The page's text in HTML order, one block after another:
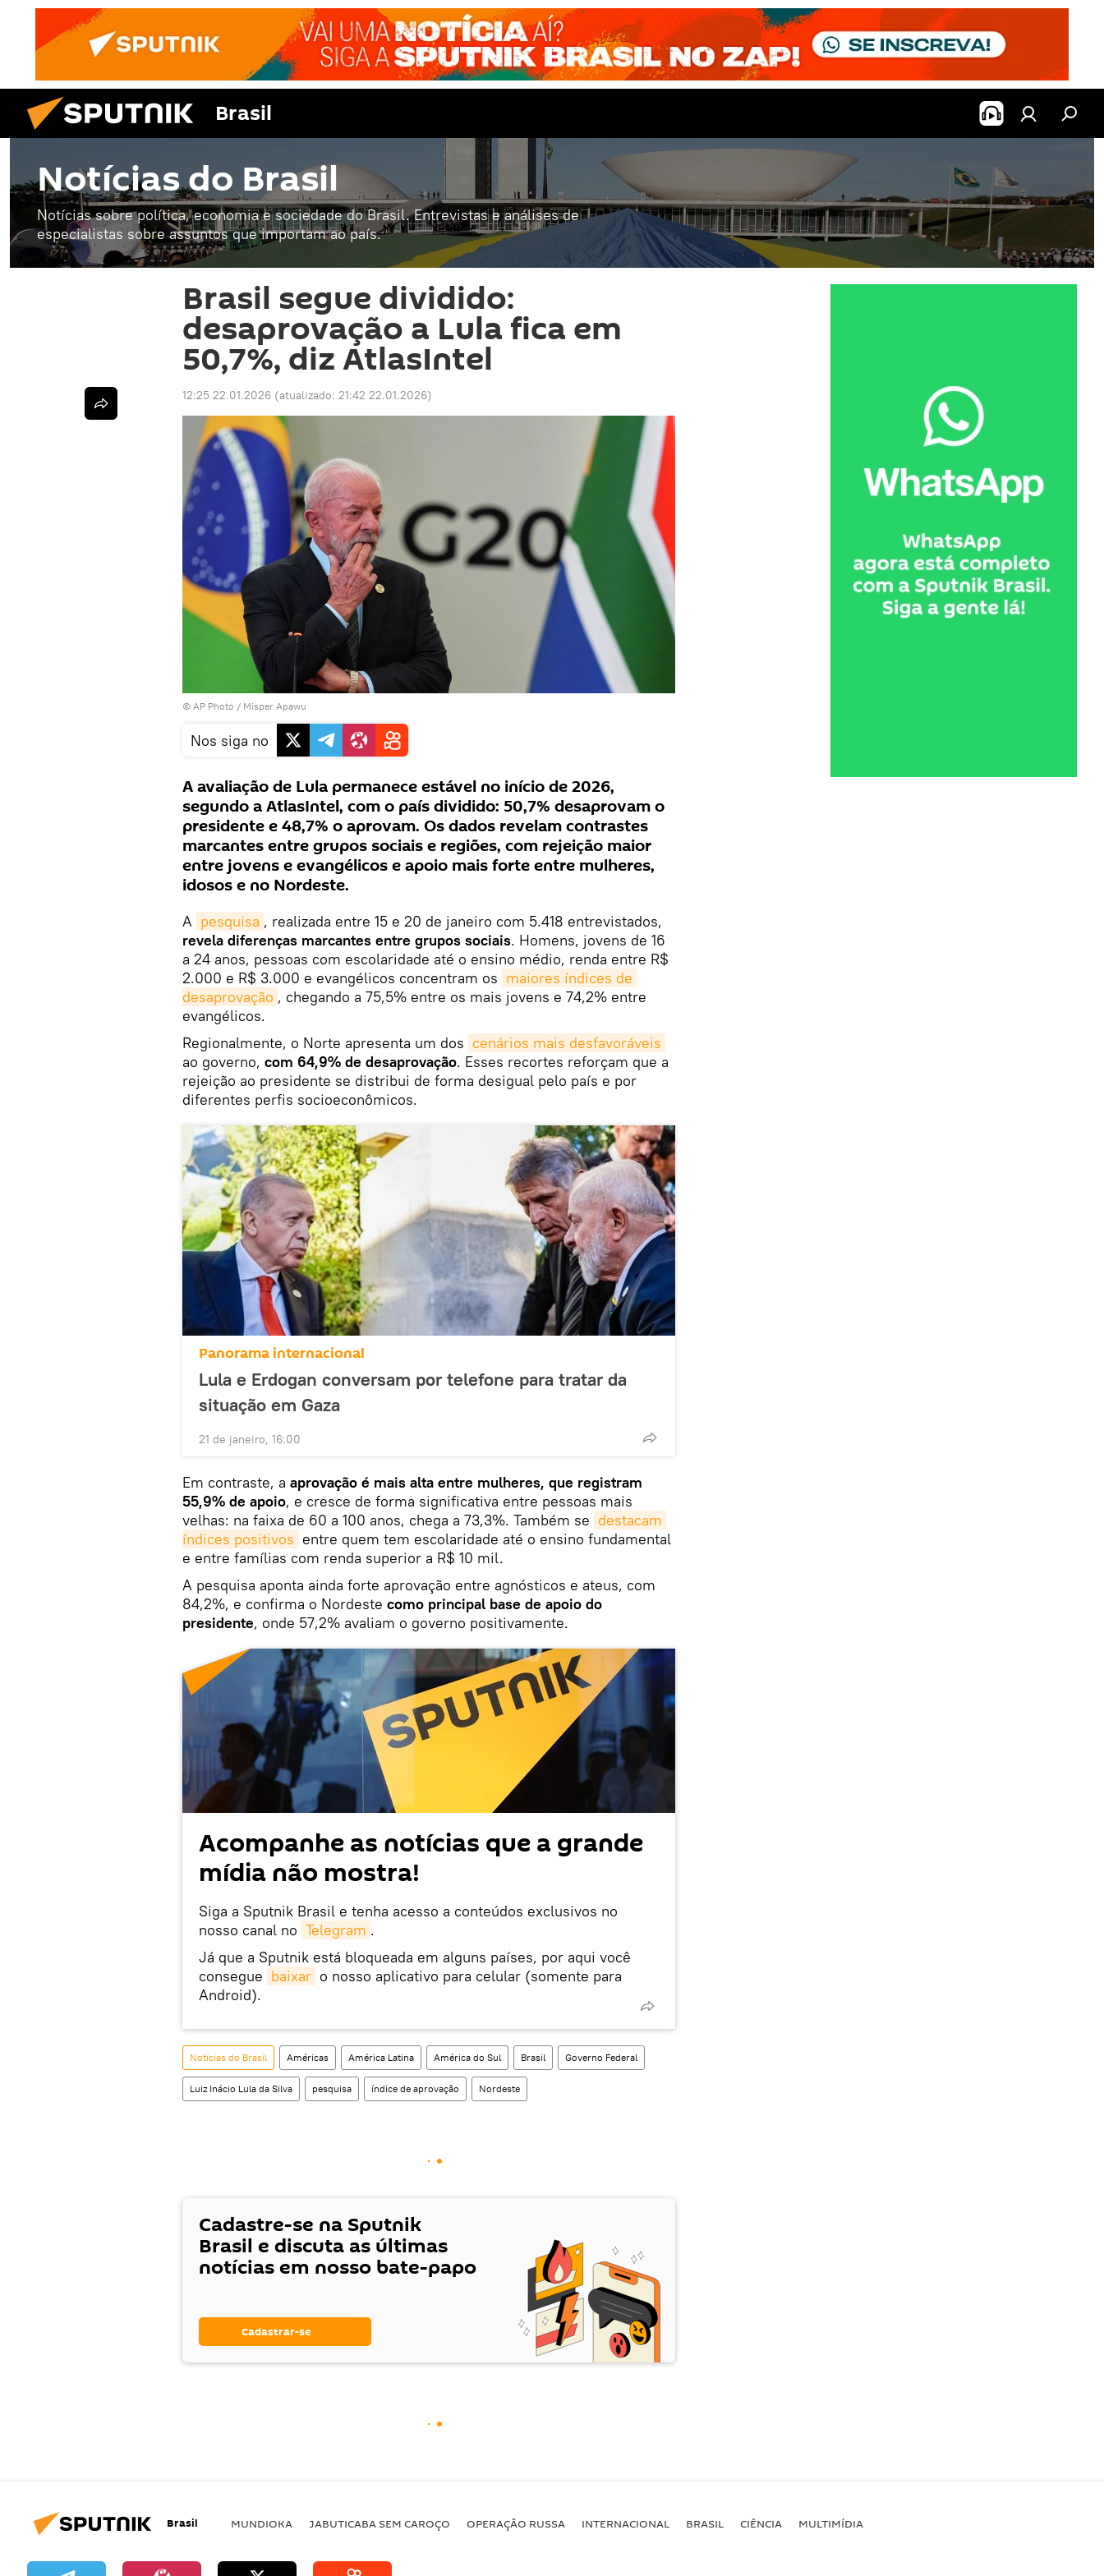
Brasil
Notícias do Brasil
Notícias sobre política, economia e sociedade do Brasil. Entrevistas e análises de
especialistas sobre assuntos que importam ao país.
Brasil segue dividido:
desaprovação a Lula fica em
50,7%, diz AtlasIntel
12:25 22.01.2026 (atualizado: 21:42 22.01.2026)
© AP Photo / Misper Apawu
Nos siga no
A avaliação de Lula permanece estável no início de 2026,
segundo a AtlasIntel, com o país dividido: 50,7% desaprovam o
presidente e 48,7% o aprovam. Os dados revelam contrastes
marcantes entre grupos sociais e regiões, com rejeição maior
entre jovens e evangélicos e apoio mais forte entre mulheres,
idosos e no Nordeste.
A pesquisa , realizada entre 15 e 20 de janeiro com 5.418 entrevistados,
revela diferenças marcantes entre grupos sociais. Homens, jovens de 16
a 24 anos, pessoas com escolaridade até o ensino médio, renda entre R$
2.000 e R$ 3.000 e evangélicos concentram os maiores índices de
desaprovação , chegando a 75,5% entre os mais jovens e 74,2% entre
evangélicos.
Regionalmente, o Norte apresenta um dos cenários mais desfavoráveis
ao governo, com 64,9% de desaprovação. Esses recortes reforçam que a
rejeição ao presidente se distribui de forma desigual pelo país e por
diferentes perfis socioeconômicos.
Panorama internacional
Lula e Erdogan conversam por telefone para tratar da
situação em Gaza
21 de janeiro, 16:00
Em contraste, a aprovação é mais alta entre mulheres, que registram
55,9% de apoio, e cresce de forma significativa entre pessoas mais
velhas: na faixa de 60 a 100 anos, chega a 73,3%. Também se destacam
índices positivos entre quem tem escolaridade até o ensino fundamental
e entre famílias com renda superior a R$ 10 mil.
A pesquisa aponta ainda forte aprovação entre agnósticos e ateus, com
84,2%, e confirma o Nordeste como principal base de apoio do
presidente, onde 57,2% avaliam o governo positivamente.
Acompanhe as notícias que a grande
mídia não mostra!
Siga a Sputnik Brasil e tenha acesso a conteúdos exclusivos no
nosso canal no Telegram .
Já que a Sputnik está bloqueada em alguns países, por aqui você
consegue baixar o nosso aplicativo para celular (somente para
Android).
Notícias do Brasil Américas América Latina América do Sul Brasil Governo Federal
Luiz Inácio Lula da Silva pesquisa índice de aprovação Nordeste
Cadastre-se na Sputnik
Brasil e discuta as últimas
notícias em nosso bate-papo
Cadastrar-se
Brasil MUNDIOKA JABUTICABA SEM CAROÇO OPERAÇÃO RUSSA INTERNACIONAL BRASIL CIÊNCIA MULTIMÍDIA